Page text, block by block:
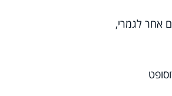
אחר לגמרי,